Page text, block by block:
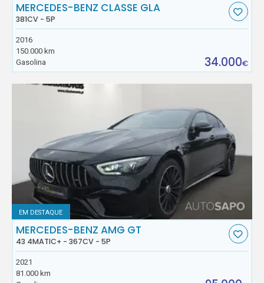
MERCEDES-BENZ CLASSE GLA
381CV - 5P
2016
150.000 km
Gasolina
34.000€
EM DESTAQUE
MERCEDES-BENZ AMG GT
43 4MATIC+ - 367CV - 5P
2021
81.000 km